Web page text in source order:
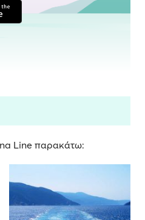
Line παρακάτω: